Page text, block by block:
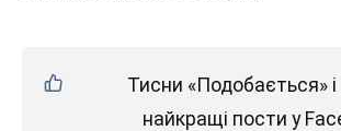
Тисни «Подобається»
найкращі пости у